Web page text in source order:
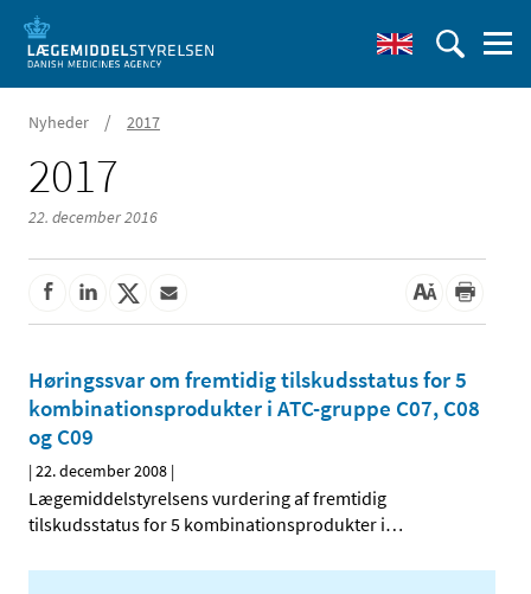
Nyheder / 2017
2017
22. december 2016
Høringssvar om fremtidig tilskudsstatus for 5
kombinationsprodukter i ATC-gruppe C07, C08
og C09
|22. december 2008 |
Lægemiddelstyrelsens vurdering af fremtidig
tilskudsstatus for 5 kombinationsprodukter i…